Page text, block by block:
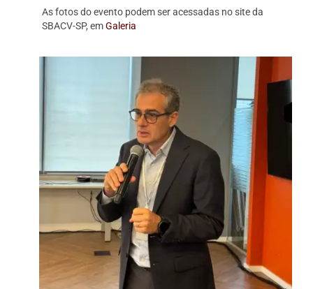
As fotos do evento podem ser acessadas no site da
SBACV-SP, emGaleria